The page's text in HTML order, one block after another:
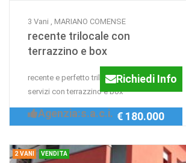
3 Vani , MARIANO COMENSE
recente trilocale con
terrazzino e box
recente e perfetto trilocale doppi
servizi con terrazzino e box
Richiedi Info
Agenzia:s.a.c.i. € 180.000
2 VANI VENDITA